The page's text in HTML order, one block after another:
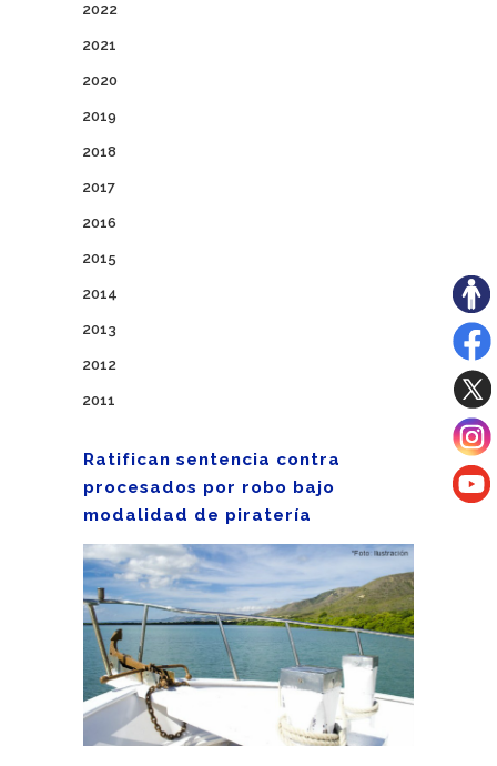
2022
2021
2020
2019
2018
2017
2016
2015
2014
2013
2012
2011
Ratifican sentencia contra
procesados por robo bajo
modalidad de piratería